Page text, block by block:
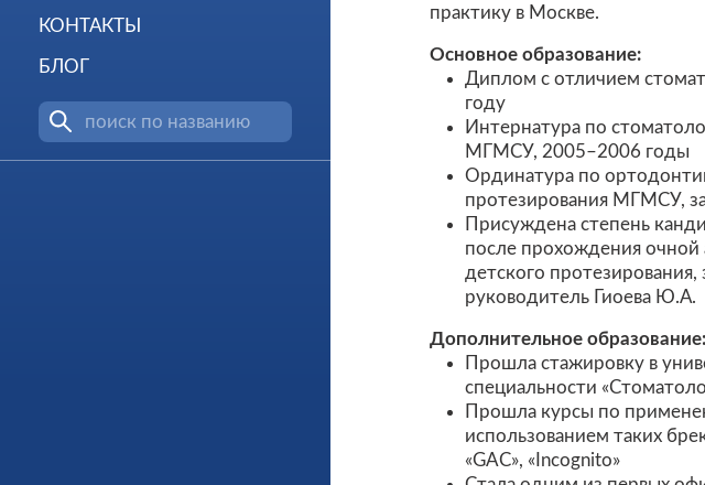
КОНТАКТЫ
БЛОГ
практику в Москве.
Основное образование:
Диплом с отличием
году
Интернатура по
МГМСУ, 2005–2006 годы
Ординатура по
протезирования МГМСУ,
Присуждена степень
после прохождения
детского
руководитель Гиоева Ю.А.
Дополнительное образование:
Прошла стажировку в
специальности
Прошла курсы по
использованием таких
«GAC», «Incognito»